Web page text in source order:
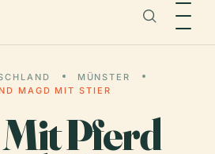
MÜNSTER
MAGD MIT STIER
Pferd